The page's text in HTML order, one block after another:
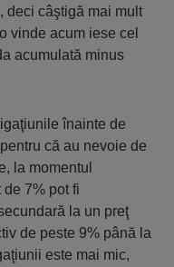
deci câştigă mai mult
vinde acum iese cel
acumulată minus
înainte de
că au nevoie de
la momentul
7% pot fi
la un preţ
de peste 9% până la
este mai mic,